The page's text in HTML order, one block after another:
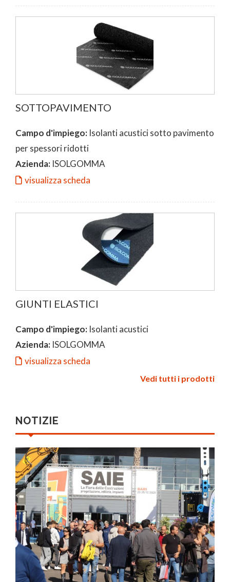
SOTTOPAVIMENTO
Campo d'impiego: Isolanti acustici sotto pavimento
per spessori ridotti
Azienda: ISOLGOMMA
visualizza scheda
GIUNTI ELASTICI
Campo d'impiego: Isolanti acustici
Azienda: ISOLGOMMA
visualizza scheda
Vedi tutti i prodotti
NOTIZIE